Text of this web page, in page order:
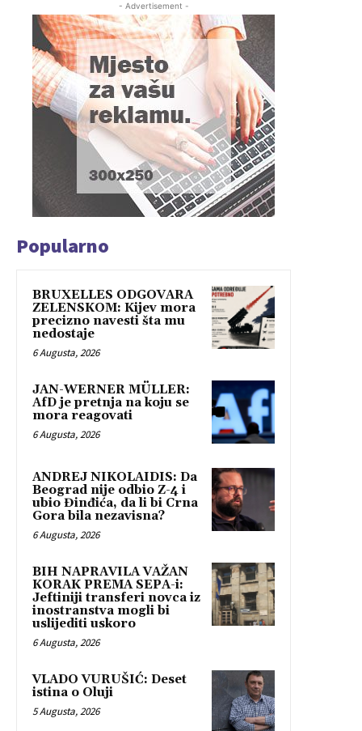
- Advertisement -
Popularno
BRUXELLES ODGOVARA
ZELENSKOM: Kijev mora
precizno navesti šta mu
nedostaje
6 Augusta, 2026
JAN-WERNER MÜLLER:
AfD je pretnja na koju se
mora reagovati
6 Augusta, 2026
ANDREJ NIKOLAIDIS: Da
Beograd nije odbio Z-4 i
ubio Đinđića, da li bi Crna
Gora bila nezavisna?
6 Augusta, 2026
BIH NAPRAVILA VAŽAN
KORAK PREMA SEPA-i:
Jeftiniji transferi novca iz
inostranstva mogli bi
uslijediti uskoro
6 Augusta, 2026
VLADO VURUŠIĆ: Deset
istina o Oluji
5 Augusta, 2026